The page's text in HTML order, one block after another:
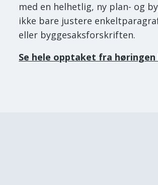
med en helhetlig, ny plan- og
ikke bare justere
eller byggesaksforskriften.
Se hele opptaket fra høringen